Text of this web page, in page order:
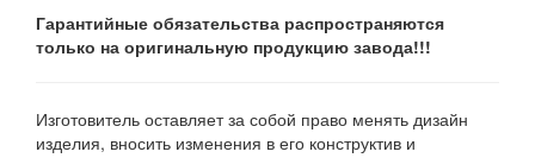
Гарантийные обязательства распространяются
только на оригинальную продукцию завода!!!
Изготовитель оставляет за собой право менять дизайн
изделия, вносить изменения в его конструктив и